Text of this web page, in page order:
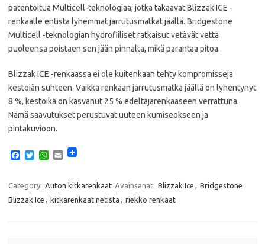
patentoitua Multicell-teknologiaa, jotka takaavat Blizzak ICE -
renkaalle entistä lyhemmät jarrutusmatkat jäällä. Bridgestone
Multicell -teknologian hydrofiiliset ratkaisut vetävät vettä
puoleensa poistaen sen jään pinnalta, mikä parantaa pitoa.
Blizzak ICE -renkaassa ei ole kuitenkaan tehty kompromisseja
kestoiän suhteen. Vaikka renkaan jarrutusmatka jäällä on lyhentynyt
8 %, kestoikä on kasvanut 25 % edeltäjärenkaaseen verrattuna.
Nämä saavutukset perustuvat uuteen kumiseokseen ja
pintakuvioon.
e
b
o
T
t
t
e
W
t
A
E
i
Category: Auton kitkarenkaat Avainsanat: Blizzak Ice
Bridgestone
Blizzak Ice
kitkarenkaat netistä riekko renkaat